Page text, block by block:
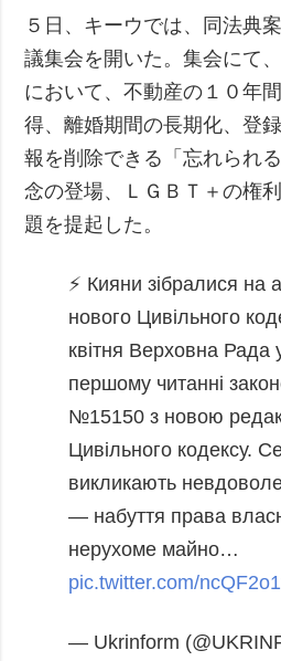
５日、キーウでは、同法典
議集会を開いた。集会にて
において、不動産の１０年
得、離婚期間の長期化、登
報を削除できる「忘れられ
念の登場、ＬＧＢＴ＋の権
題を提起した。
⚡️ Кияни зібралися на
нового Цивільного
квітня Верховна Рада
першому читанні
№15150 з новою
Цивільного кодексу.
викликають
— набуття права
нерухоме майно…
pic.twitter.com/
— Ukrinform